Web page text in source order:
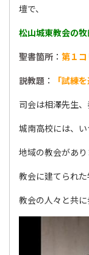
壇で、
松山城東教会の
聖書箇所 ： 第１
説教題 ：
「試練
司会は相澤先生、
城南高校には、
地域の教会があり
教会に建てられ
教会の人々と共に